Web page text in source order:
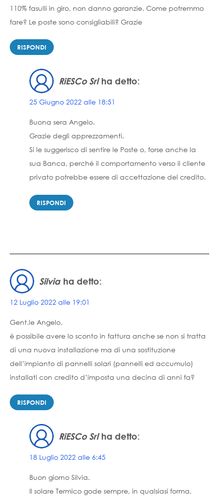
110% fasulli in giro, non danno garanzie. Come potremmo
fare? Le poste sono consigliabili? Grazie
RISPONDI
RiESCo Srl ha detto:
25 Giugno 2022 alle 18:51
Buona sera Angelo.
Grazie degli apprezzamenti.
Si le suggerisco di sentire le Poste o, forse anche la
sua Banca, perché il comportamento verso il cliente
privato potrebbe essere di accettazione del credito.
RISPONDI
Silvia ha detto:
12 Luglio 2022 alle 19:01
Gent.le Angelo,
è possibile avere lo sconto in fattura anche se non si tratta
di una nuova installazione ma di una sostituzione
dell’impianto di pannelli solari (pannelli ed accumulo)
installati con credito d’imposta una decina di anni fa?
RISPONDI
RiESCo Srl ha detto:
18 Luglio 2022 alle 6:45
Buon giorno Silvia.
Il solare Termico gode sempre, in qualsiasi forma,